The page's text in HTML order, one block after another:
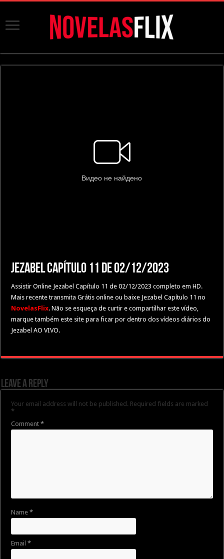
Jezabel Capítulo 11 de 02/12/2023
Assistir Online Jezabel Capítulo 11 de 02/12/2023 completo em HD.
Mais recente transmita Grátis online ou baixe Jezabel Capítulo 11 no
NovelasFlix. Não se esqueça de curtir e compartilhar este vídeo,
marque também este site para ficar por dentro dos vídeos diários do
Jezabel AO VIVO.
Leave a Reply
Your email address will not be published. Required fields are marked
*
Comment*
Name*
Email*